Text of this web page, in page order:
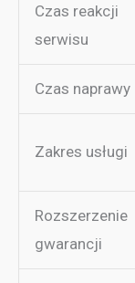
Czas reakcji
serwisu
Czas naprawy
Zakres usługi
Rozszerzenie
gwarancji